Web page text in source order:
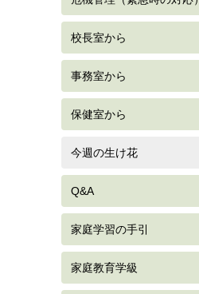
校長室から
事務室から
保健室から
今週の生け花
Q&A
家庭学習の手引
家庭教育学級